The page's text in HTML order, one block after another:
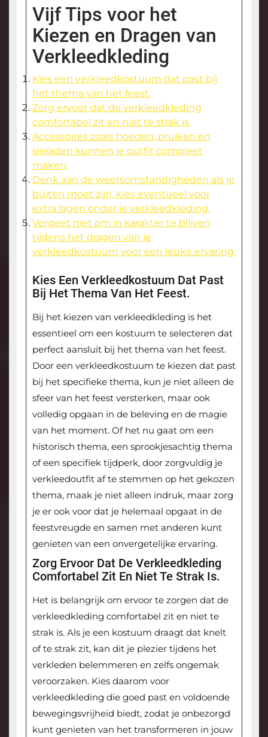
Vijf Tips voor het
Kiezen en Dragen van
Verkleedkleding
Kies een verkleedkostuum dat past bij
het thema van het feest.
Zorg ervoor dat de verkleedkleding
comfortabel zit en niet te strak is.
Accessoires zoals hoeden, pruiken en
sieraden kunnen je outfit compleet
maken.
Denk aan de weersomstandigheden als je
buiten moet zijn, kies eventueel voor
extra lagen onder je verkleedkleding.
Vergeet niet om in karakter te blijven
tijdens het dragen van je
verkleedkostuum voor een leuke ervaring.
Kies Een Verkleedkostuum Dat Past
Bij Het Thema Van Het Feest.
Bij het kiezen van verkleedkleding is het
essentieel om een kostuum te selecteren dat
perfect aansluit bij het thema van het feest.
Door een verkleedkostuum te kiezen dat past
bij het specifieke thema, kun je niet alleen de
sfeer van het feest versterken, maar ook
volledig opgaan in de beleving en de magie
van het moment. Of het nu gaat om een
historisch thema, een sprookjesachtig thema
of een specifiek tijdperk, door zorgvuldig je
verkleedoutfit af te stemmen op het gekozen
thema, maak je niet alleen indruk, maar zorg
je er ook voor dat je helemaal opgaat in de
feestvreugde en samen met anderen kunt
genieten van een onvergetelijke ervaring.
Zorg Ervoor Dat De Verkleedkleding
Comfortabel Zit En Niet Te Strak Is.
Het is belangrijk om ervoor te zorgen dat de
verkleedkleding comfortabel zit en niet te
strak is. Als je een kostuum draagt dat knelt
of te strak zit, kan dit je plezier tijdens het
verkleden belemmeren en zelfs ongemak
veroorzaken. Kies daarom voor
verkleedkleding die goed past en voldoende
bewegingsvrijheid biedt, zodat je onbezorgd
kunt genieten van het transformeren in jouw